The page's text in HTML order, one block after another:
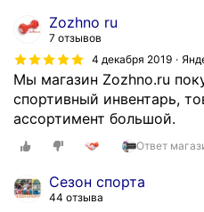
Zozhno ru
7 отзывов
4 декабря 2019
Мы магазин Zozhno.ru
спортивный инвентарь,
ассортимент большой.
Ответ
Сезон спорта
44 отзыва